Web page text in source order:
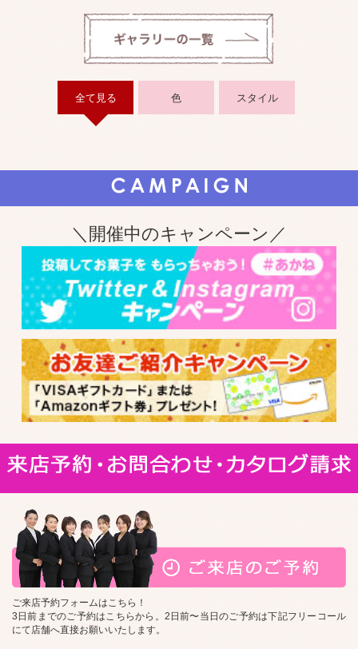
全て見る 色 スタイル
＼開催中のキャンペーン／
ご来店予約フォームはこちら！
3日前までのご予約はこちらから。2日前〜当日のご予約は下記フリーコール
にて店舗へ直接お願いいたします。